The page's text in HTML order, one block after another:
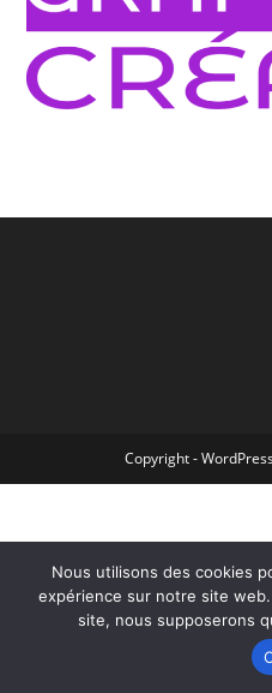
Copyright -
Nous utilisons des cookies
expérience sur notre site
site, nous supposerons